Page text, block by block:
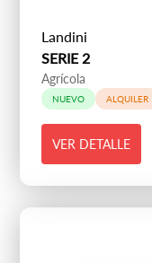
Landini
SERIE 2
Agrícola
NUEVO ALQUILER
VER DETALLE